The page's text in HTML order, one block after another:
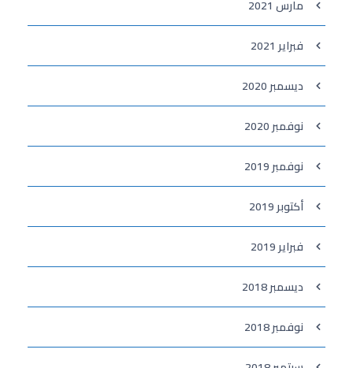
مارس 2021
فبراير 2021
ديسمبر 2020
نوفمبر 2020
نوفمبر 2019
أكتوبر 2019
فبراير 2019
ديسمبر 2018
نوفمبر 2018